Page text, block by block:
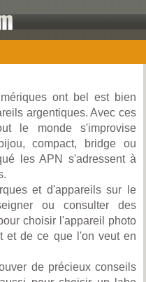
ont bel est bien
argentiques. Avec ces
le monde s'improvise
compact, bridge ou
les APN s'adressent à
et d'appareils sur le
ou consulter des
choisir l'appareil photo
et de ce que l'on veut en
de précieux conseils